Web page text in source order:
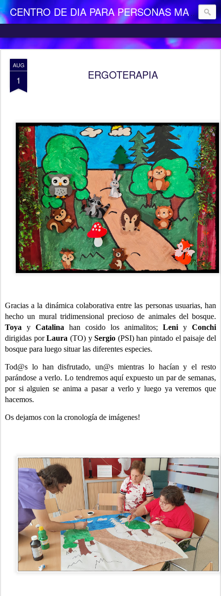
CENTRO DE DIA PARA PERSONAS MAYORES DEPENDIENTES "LA CAMOCHA"
AUG
1 ERGOTERAPIA
Gracias a la dinámica colaborativa entre las personas usuarias, han
hecho un mural tridimensional precioso de animales del bosque.
Toya y Catalina han cosido los animalitos; Leni y Conchi
dirigidas porLaura (TO) ySergio (PSI) han pintado el paisaje del
bosque para luego situar las diferentes especies.
Tod@s lo han disfrutado, un@s mientras lo hacían y el resto
parándose a verlo. Lo tendremos aquí expuesto un par de semanas,
por si alguien se anima a pasar a verlo y luego ya veremos que
hacemos.
Os dejamos con la cronología de imágenes!